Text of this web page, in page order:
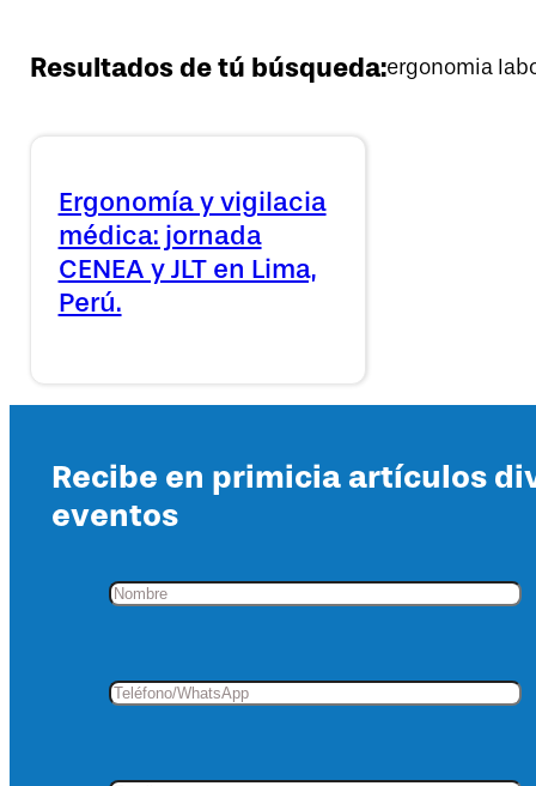
Resultados de tú búsqueda:ergonomia
Ergonomía y vigilacia
médica: jornada
CENEA y JLT en Lima,
Perú.
Recibe en primicia artículos
eventos